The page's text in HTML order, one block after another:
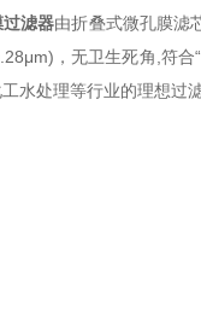
滤器由折叠式微孔膜滤
，无卫生死角,符合
水处理等行业的理想过滤